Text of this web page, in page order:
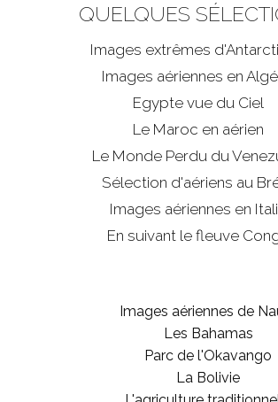
QUELQUES
Images extrêmes d'
Images aériennes en
Egypte vue du Ciel
Le Maroc en aérien
Le Monde Perdu du
Sélection d'aériens au
Images aériennes en
En suivant le fleuve
Images aériennes de
Les Bahamas
Parc de l'Okavango
La Bolivie